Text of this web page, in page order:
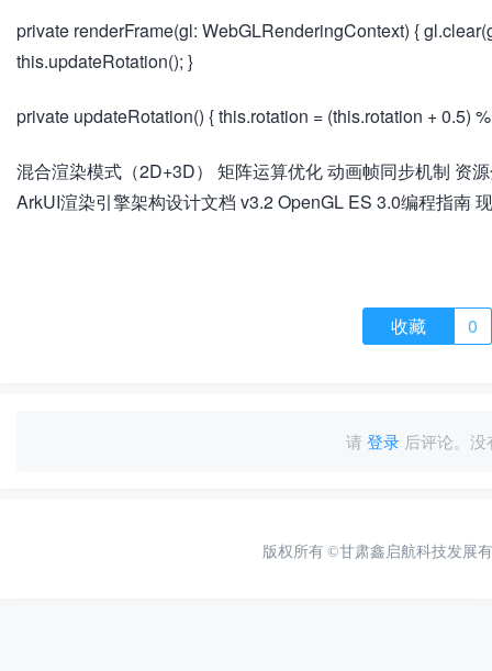
private renderFrame(gl: WebGLRenderingContext) {
this.updateRotation(); }
private updateRotation() { this.rotation = (this.rotation + 0.5)
混合渲染模式（2D+3D） 矩阵运算优化 动画帧同步机制 资
ArkUI渲染引擎架构设计文档 v3.2 OpenGL ES 3.0编程指南
收藏 0
请登录后评论。没
版权所有 ©甘肃鑫启航科技发展